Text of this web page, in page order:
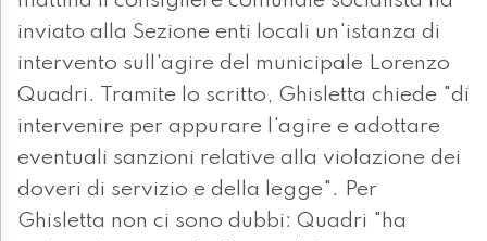
inviato alla Sezione enti locali un'istanza di
intervento sull'agire del municipale Lorenzo
Quadri. Tramite lo scritto, Ghisletta chiede "di
intervenire per appurare l'agire e adottare
eventuali sanzioni relative alla violazione dei
doveri di servizio e della legge". Per
Ghisletta non ci sono dubbi: Quadri "ha